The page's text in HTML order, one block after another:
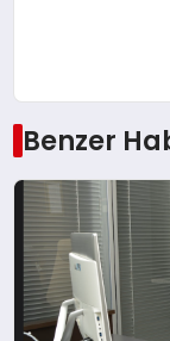
Benzer